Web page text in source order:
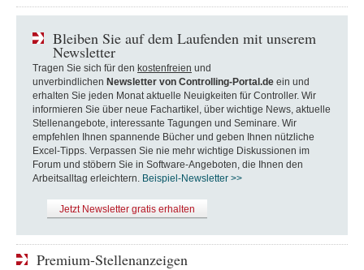
Bleiben Sie auf dem Laufenden mit unserem
Newsletter
Tragen Sie sich für den kostenfreien und
unverbindlichen Newsletter von Controlling-Portal.de ein und
erhalten Sie jeden Monat aktuelle Neuigkeiten für Controller. Wir
informieren Sie über neue Fachartikel, über wichtige News, aktuelle
Stellenangebote, interessante Tagungen und Seminare. Wir
empfehlen Ihnen spannende Bücher und geben Ihnen nützliche
Excel-Tipps. Verpassen Sie nie mehr wichtige Diskussionen im
Forum und stöbern Sie in Software-Angeboten, die Ihnen den
Arbeitsalltag erleichtern. Beispiel-Newsletter >>
Jetzt Newsletter gratis erhalten
Premium-Stellenanzeigen